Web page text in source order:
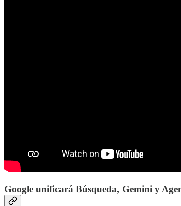
Google unificará Búsqueda, Gemini y